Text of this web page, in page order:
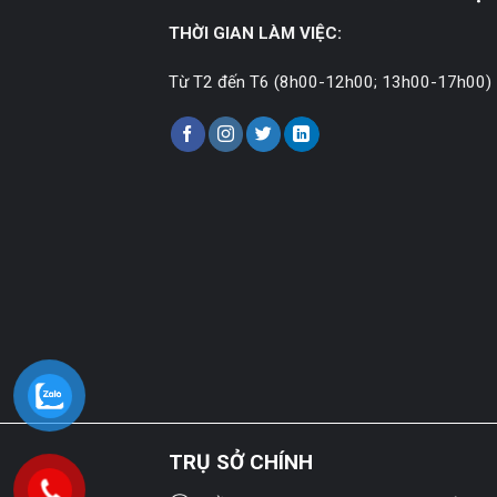
THỜI GIAN LÀM VIỆC:
Từ T2 đến T6 (8h00-12h00; 13h00-17h00)
TRỤ SỞ CHÍNH